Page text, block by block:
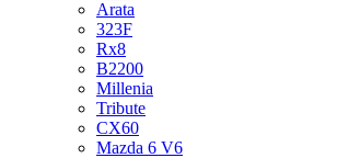
Arata
323F
Rx8
B2200
Millenia
Tribute
CX60
Mazda 6 V6